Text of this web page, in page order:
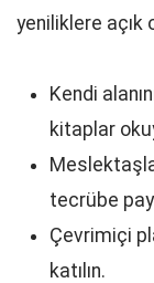
yeniliklere açık
Kendi
kitaplar
tecrübe
Çevrimiçi
katılın.